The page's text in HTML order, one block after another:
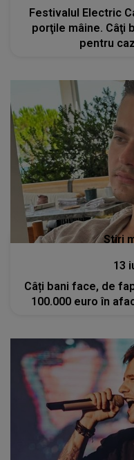
Festivalul Electric
porţile mâine. Câţi
pentru
Stiri
13
Câți bani face, de
100.000 euro în